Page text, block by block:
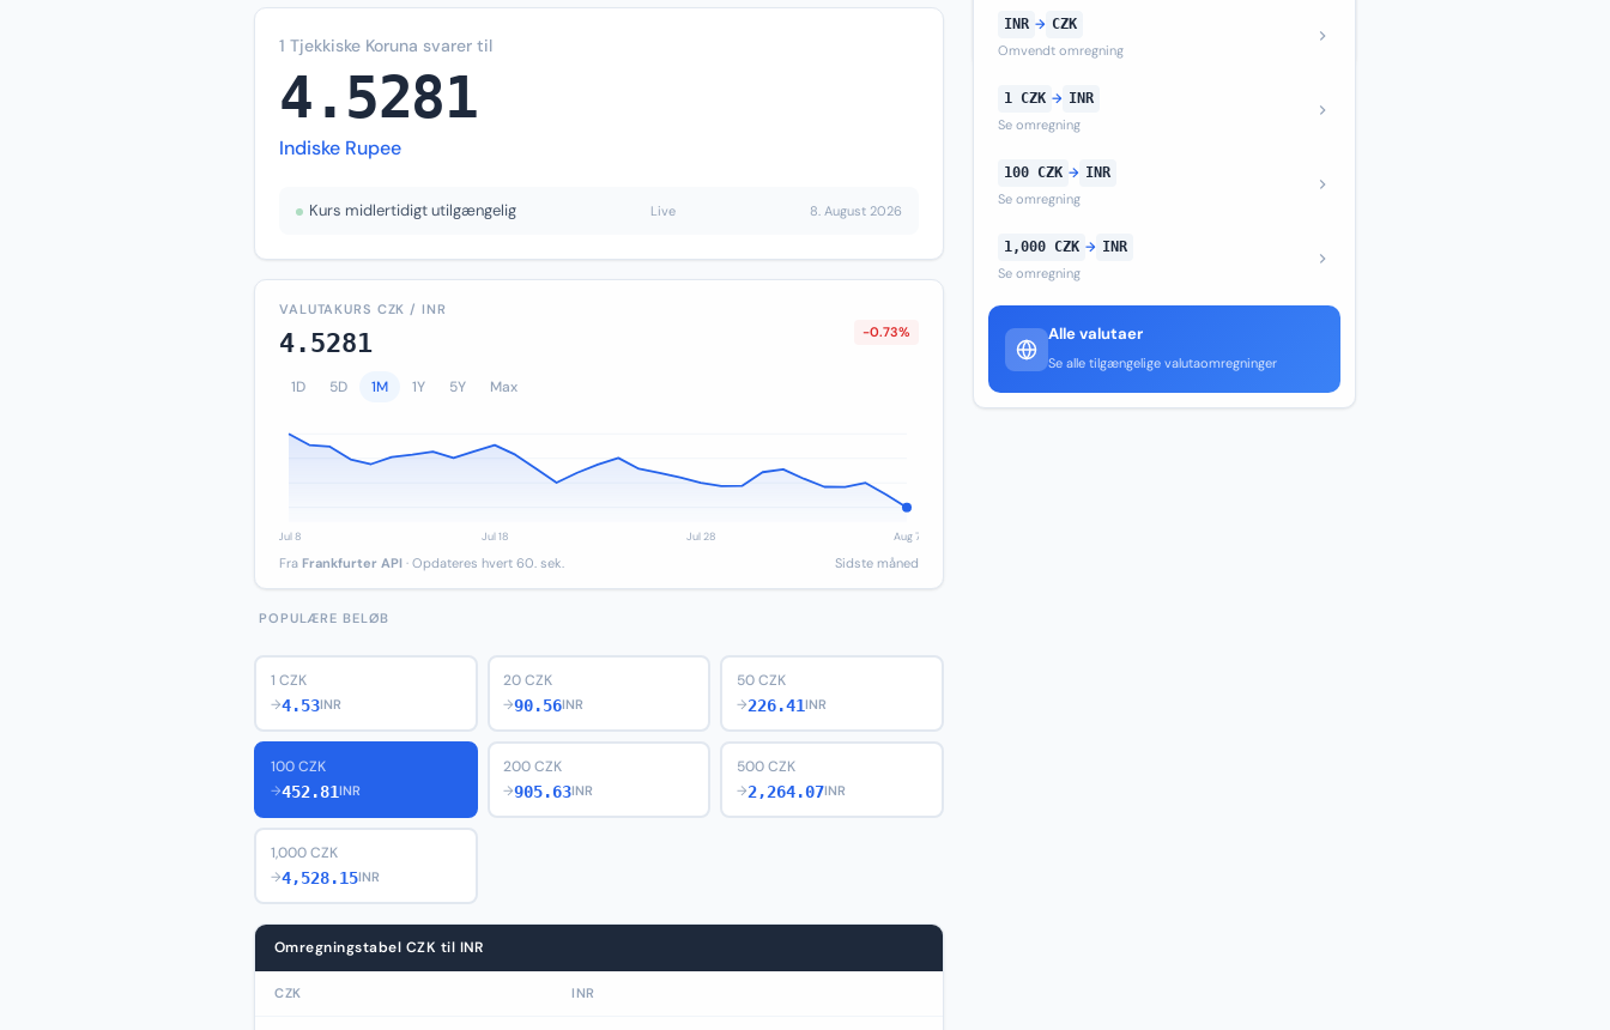
1 Tjekkiske Koruna svarer til
4.5281
Indiske Rupee
Kurs midlertidigt utilgængelig Live 8. August 2026
VALUTAKURS CZK / INR
4.5281 -0.73%
1D 5D 1M 1Y 5Y Max
Fra Frankfurter API · Opdateres hvert 60. sek. Sidste måned
POPULÆRE BELØB
1 CZK
→4.53INR
20 CZK
→90.56INR
50 CZK
→226.41INR
100 CZK
→452.81INR
200 CZK
→905.63INR
500 CZK
→2,264.07INR
1,000 CZK
→4,528.15INR
Omregningstabel CZK til INR
CZK INR
INR → CZK
Omvendt omregning
1 CZK → INR
Se omregning
100 CZK → INR
Se omregning
1,000 CZK → INR
Se omregning
Alle valutaer
Se alle tilgængelige valutaomregninger